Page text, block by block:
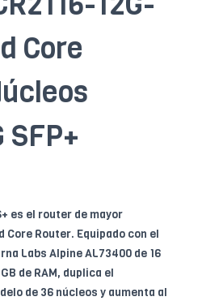
Core
SFP+
es el router de mayor
Router. Equipado con el
Labs Alpine AL73400 de 16
de RAM, duplica el
de 36 núcleos y aumenta al